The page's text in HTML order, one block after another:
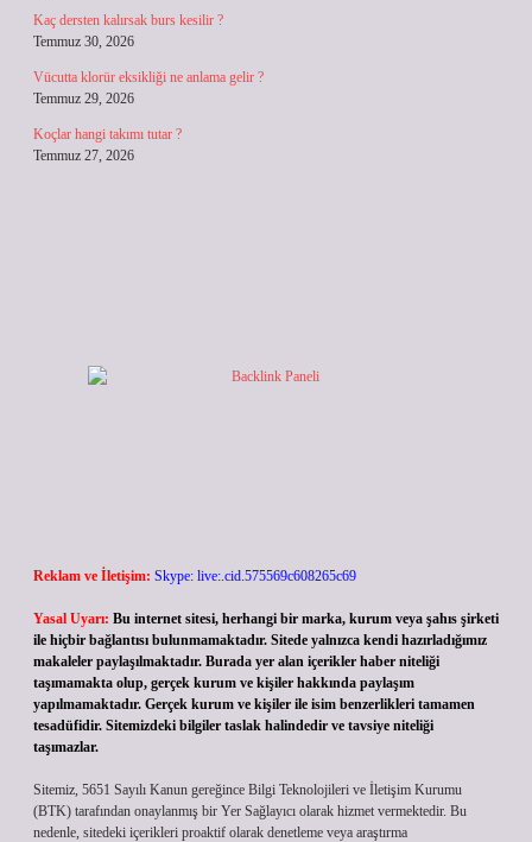
Kaç dersten kalırsak burs kesilir ?
Temmuz 30, 2026
Vücutta klorür eksikliği ne anlama gelir ?
Temmuz 29, 2026
Koçlar hangi takımı tutar ?
Temmuz 27, 2026
Reklam ve İletişim: Skype: live:.cid.575569c608265c69
Yasal Uyarı: Bu internet sitesi, herhangi bir marka, kurum veya şahıs şirketi
ile hiçbir bağlantısı bulunmamaktadır. Sitede yalnızca kendi hazırladığımız
makaleler paylaşılmaktadır. Burada yer alan içerikler haber niteliği
taşımamakta olup, gerçek kurum ve kişiler hakkında paylaşım
yapılmamaktadır. Gerçek kurum ve kişiler ile isim benzerlikleri tamamen
tesadüfidir. Sitemizdeki bilgiler taslak halindedir ve tavsiye niteliği
taşımazlar.
Sitemiz, 5651 Sayılı Kanun gereğince Bilgi Teknolojileri ve İletişim Kurumu
(BTK) tarafından onaylanmış bir Yer Sağlayıcı olarak hizmet vermektedir. Bu
nedenle, sitedeki içerikleri proaktif olarak denetleme veya araştırma